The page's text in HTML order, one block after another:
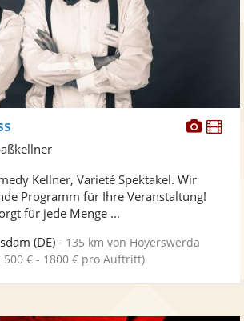
Kellner, Varieté Spektakel. Wir
Programm für Ihre Veranstaltung!
für jede Menge ...
(DE) - 135 km von Hoyerswerda
500 € - 1800 € pro Auftritt)